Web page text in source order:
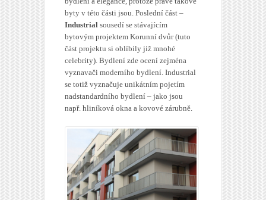
byty v této části jsou. Poslední část –
Industrial sousedí se stávajícím
bytovým projektem Korunní dvůr (tuto
část projektu si oblíbily již mnohé
celebrity). Bydlení zde ocení zejména
vyznavači moderního bydlení. Industrial
se totiž vyznačuje unikátním pojetím
nadstandardního bydlení – jako jsou
např. hliníková okna a kovové zárubně.